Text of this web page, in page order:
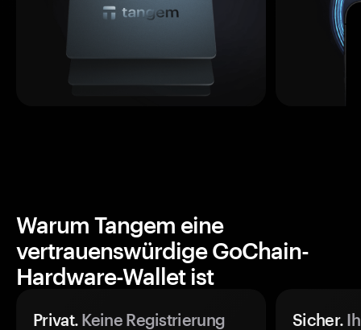
Warum Tangem eine
vertrauenswürdige GoChain-
Hardware-Wallet ist
Privat. Keine Registrierung
Sicher.